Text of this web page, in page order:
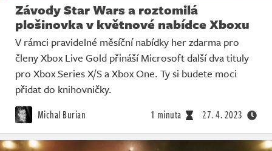
Závody Star Wars a roztomilá
plošinovka v květnové nabídce Xboxu
V rámci pravidelné měsíční nabídky her zdarma pro
členy Xbox Live Gold přináší Microsoft další dva tituly
pro Xbox Series X/S a Xbox One. Ty si budete moci
přidat do knihovničky.
Michal Burian 1 minuta 27. 4. 2023